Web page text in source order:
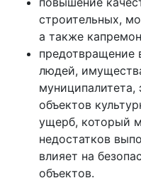
строительных,
а также
предотвращение
людей,
муниципалитета,
объектов
ущерб, который
недостатков
влияет на
объектов.